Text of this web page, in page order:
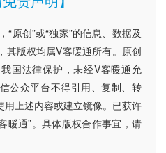
原创”或“独家”的信息、数据及
其版权均属V客暖通所有。原创
国法律保护，未经V客暖通允
公众平台不得引用、复制、转
上述内容或建立镜像。已获许
暖通”。具体版权合作事宜，请